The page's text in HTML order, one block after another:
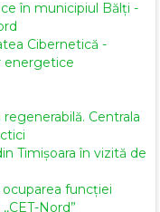
în municipiul Bălți -
Cibernetică -
energetice
Centrala
Timișoara în vizită de
funcției
Nord”